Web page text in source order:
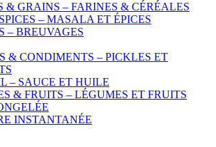
& GRAINS – FARINES & CÉRÉALES
– MASALA ET ÉPICES
– BREUVAGES
& CONDIMENTS – PICKLES ET
– SAUCE ET HUILE
& FRUITS – LÉGUMES ET FRUITS
INSTANTANÉE